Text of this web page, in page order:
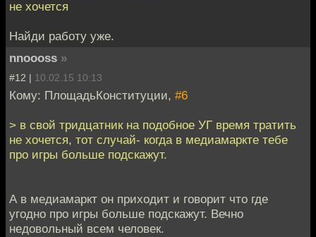
не хочется
Найди работу уже.
nnoooss »
#12 | 10.02.15 10:13
Кому: ПлощадьКонституции, #6
> в свой тридцатник на подобное УГ время тратить
не хочется, тот случай- когда в медиамаркте тебе
про игры больше подскажут.
А в медиамаркт он приходит и говорит что где
угодно про игры больше подскажут. Вечно
недовольный всем человек.